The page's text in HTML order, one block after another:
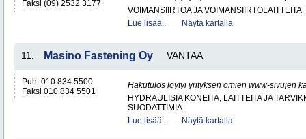
Faksi (09) 2532 3177
VOIMANSIIRTOA JA VOIMANSIIRTOLAITTEITA
Lue lisää..
Näytä kartalla
11. Masino Fastening Oy VANTAA
Puh. 010 834 5500
Faksi 010 834 5501
Hakutulos löytyi yrityksen omien www-sivujen
HYDRAULISIA KONEITA, LAITTEITA JA
SUODATTIMIA
Lue lisää..
Näytä kartalla